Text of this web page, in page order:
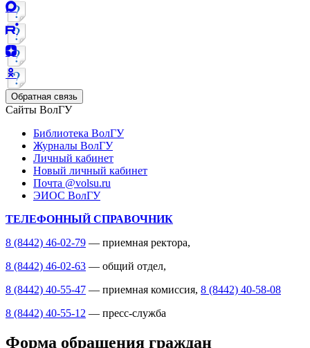
Обратная связь
Сайты ВолГУ
Библиотека ВолГУ
Журналы ВолГУ
Личный кабинет
Новый личный кабинет
Почта @volsu.ru
ЭИОС ВолГУ
ТЕЛЕФОННЫЙ СПРАВОЧНИК
8 (8442) 46-02-79 — приемная ректора,
8 (8442) 46-02-63 — общий отдел,
8 (8442) 40-55-47 — приемная комиссия, 8 (8442) 40-58-08
8 (8442) 40-55-12 — пресс-служба
Форма обращения граждан